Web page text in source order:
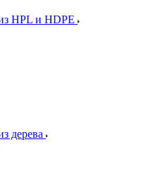
HPL и HDPE
дерева